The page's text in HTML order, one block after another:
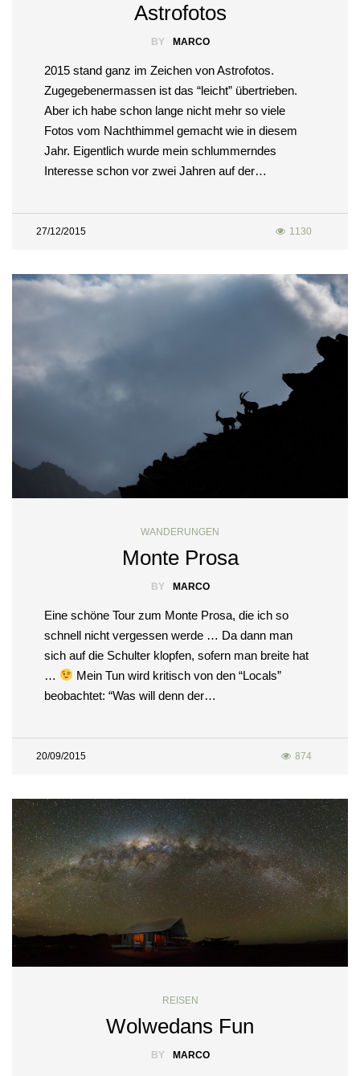
Astrofotos
BY MARCO
2015 stand ganz im Zeichen von Astrofotos.
Zugegebenermassen ist das “leicht” übertrieben.
Aber ich habe schon lange nicht mehr so viele
Fotos vom Nachthimmel gemacht wie in diesem
Jahr. Eigentlich wurde mein schlummerndes
Interesse schon vor zwei Jahren auf der…
27/12/2015 1130
WANDERUNGEN
Monte Prosa
BY MARCO
Eine schöne Tour zum Monte Prosa, die ich so
schnell nicht vergessen werde … Da dann man
sich auf die Schulter klopfen, sofern man breite hat
…
Mein Tun wird kritisch von den “Locals”
beobachtet: “Was will denn der…
20/09/2015 874
REISEN
Wolwedans Fun
BY MARCO